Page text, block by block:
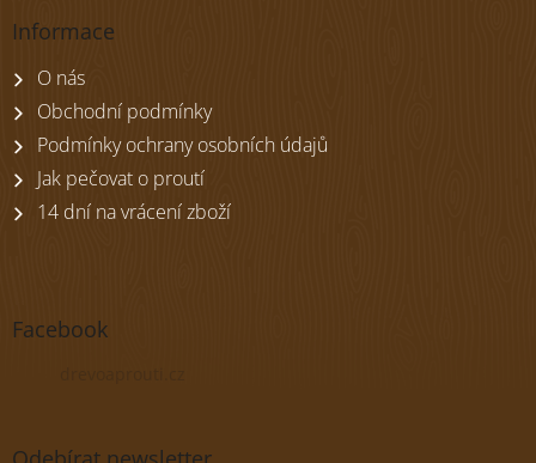
Informace
O nás
Obchodní podmínky
Podmínky ochrany osobních údajů
Jak pečovat o proutí
14 dní na vrácení zboží
Facebook